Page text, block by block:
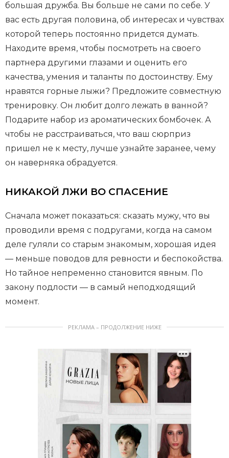
большая дружба. Вы больше не сами по себе. У
вас есть другая половина, об интересах и чувствах
которой теперь постоянно придется думать.
Находите время, чтобы посмотреть на своего
партнера другими глазами и оценить его
качества, умения и таланты по достоинству. Ему
нравятся горные лыжи? Предложите совместную
тренировку. Он любит долго лежать в ванной?
Подарите набор из ароматических бомбочек. А
чтобы не расстраиваться, что ваш сюрприз
пришел не к месту, лучше узнайте заранее, чему
он наверняка обрадуется.
НИКАКОЙ ЛЖИ ВО СПАСЕНИЕ
Сначала может показаться: сказать мужу, что вы
проводили время с подругами, когда на самом
деле гуляли со старым знакомым, хорошая идея
— меньше поводов для ревности и беспокойства.
Но тайное непременно становится явным. По
закону подлости — в самый неподходящий
момент.
РЕКЛАМА – ПРОДОЛЖЕНИЕ НИЖЕ